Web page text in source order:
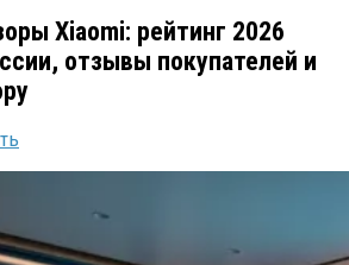
Xiaomi: рейтинг 2026
отзывы покупателей и